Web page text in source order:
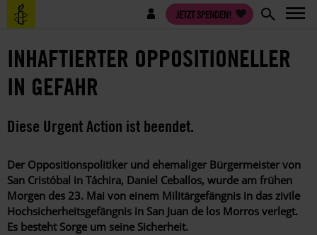
Direkt
zum
Benutzermenü JETZT SPENDEN!
INHAFTIERTER OPPOSITIONELLER
IN GEFAHR
Diese Urgent Action ist beendet.
Der Oppositionspolitiker und ehemaliger Bürgermeister von
San Cristóbal in Táchira, Daniel Ceballos, wurde am frühen
Morgen des 23. Mai von einem Militärgefängnis in das zivile
Hochsicherheitsgefängnis in San Juan de los Morros verlegt.
Es besteht Sorge um seine Sicherheit.